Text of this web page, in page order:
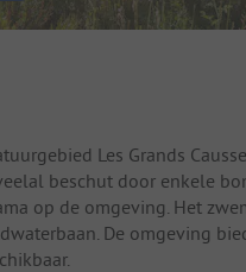
Les Grands
beschut door enkele
op de omgeving. Het
De omgeving